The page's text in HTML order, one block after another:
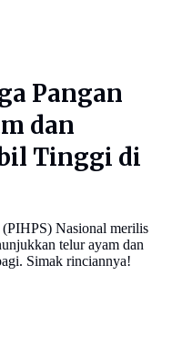
Pangan
dan
Tinggi di
(PIHPS) Nasional merilis
telur ayam dan
Simak rinciannya!